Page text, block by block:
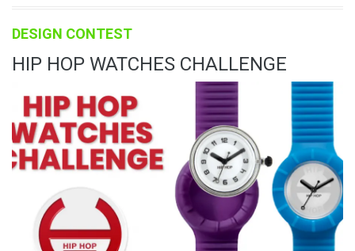
DESIGN CONTEST
HIP HOP WATCHES CHALLENGE